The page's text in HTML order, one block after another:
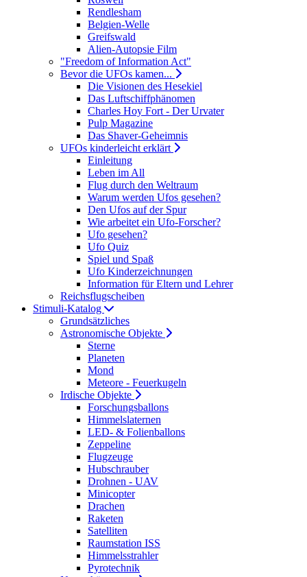
Rendlesham
Belgien-Welle
Greifswald
Alien-Autopsie Film
"Freedom of Information Act"
Bevor die UFOs kamen...
Die Visionen des Hesekiel
Das Luftschiffphänomen
Charles Hoy Fort - Der Urvater
Pulp Magazine
Das Shaver-Geheimnis
UFOs kinderleicht erklärt
Einleitung
Leben im All
Flug durch den Weltraum
Warum werden Ufos gesehen?
Den Ufos auf der Spur
Wie arbeitet ein Ufo-Forscher?
Ufo gesehen?
Ufo Quiz
Spiel und Spaß
Ufo Kinderzeichnungen
Information für Eltern und Lehrer
Reichsflugscheiben
Stimuli-Katalog
Grundsätzliches
Astronomische Objekte
Sterne
Planeten
Mond
Meteore - Feuerkugeln
Irdische Objekte
Forschungsballons
Himmelslaternen
LED- & Folienballons
Zeppeline
Flugzeuge
Hubschrauber
Drohnen - UAV
Minicopter
Drachen
Raketen
Satelliten
Raumstation ISS
Himmelsstrahler
Pyrotechnik